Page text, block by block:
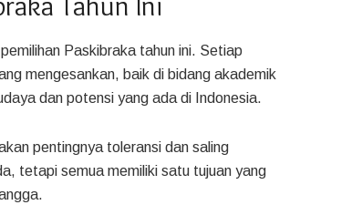
Paskibraka tahun ini. Setiap
mengesankan, baik di bidang akademik
dan potensi yang ada di Indonesia.
pentingnya toleransi dan saling
tetapi semua memiliki satu tujuan yang